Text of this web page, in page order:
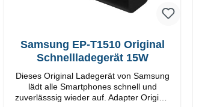
Samsung EP-T1510 Original
Schnellladegerät 15W
Dieses Original Ladegerät von Samsung
lädt alle Smartphones schnell und
zuverlässsig wieder auf. Adapter Original